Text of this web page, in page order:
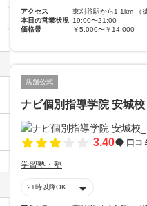
アクセス
東刈谷駅から1.1km （
本日の営業状況 19:00〜21:00
価格帯
￥5,000〜￥14,000
店舗公式
ナビ個別指導学院 安城校
3.40 口コ
学習塾・塾
21時以降OK